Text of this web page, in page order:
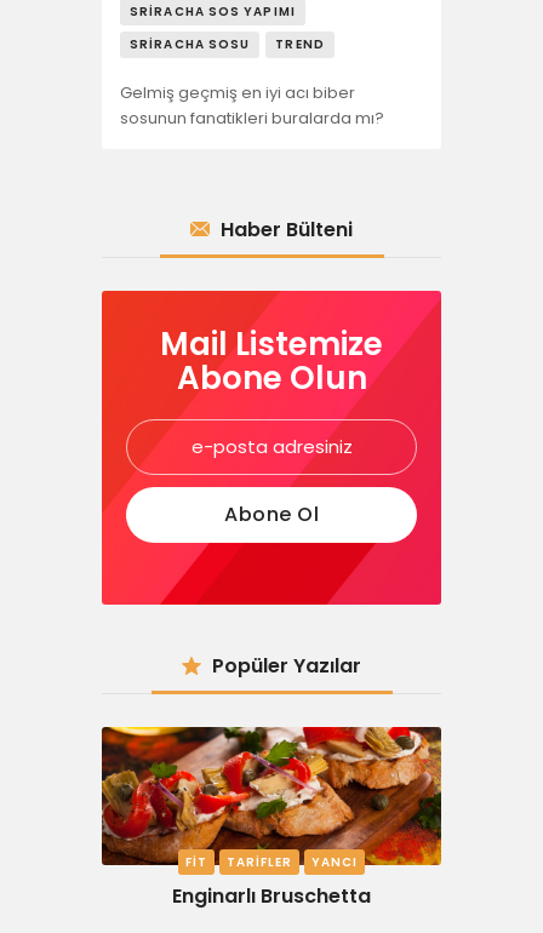
SRIRACHA SOS YAPIMI
SRIRACHA SOSU
TREND
Gelmiş geçmiş en iyi acı biber
sosunun fanatikleri buralarda mı?
Haber Bülteni
Mail Listemize
Abone Olun
Popüler Yazılar
FIT TARIFLER YANCI
Enginarlı Bruschetta